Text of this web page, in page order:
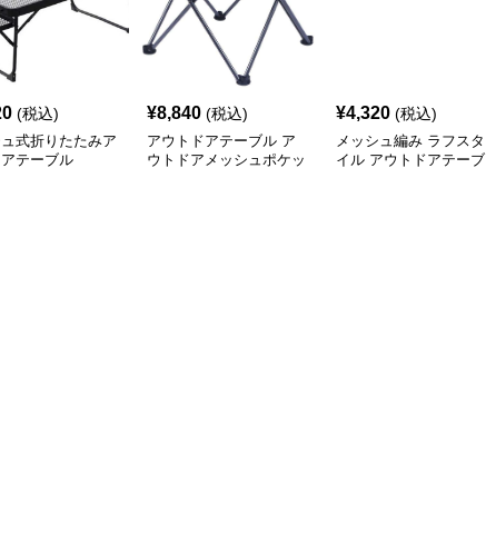
(税込)
式折りたたみア
テーブル
¥8,840 (税込)
アウトドアテーブル ア
ウトドアメッシュポケッ
¥4,320 (税込)
メッシュ編み ラフスタ
イル アウトドアテーブ